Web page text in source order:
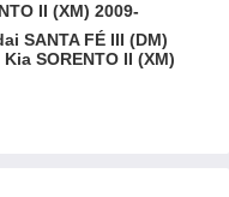
II (XM) 2009-
SANTA FÉ III (DM)
Kia SORENTO II (XM)